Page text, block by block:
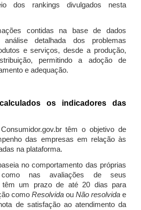
dos rankings divulgados nesta
contidas na base de dados
análise detalhada dos problemas
e serviços, desde a produção,
permitindo a adoção de
e adequação.
os indicadores das
têm o objetivo de
das empresas em relação às
na plataforma.
no comportamento das próprias
nas avaliações de seus
têm um prazo de até 20 dias para
como Resolvida ou Não resolvida e
de satisfação ao atendimento da